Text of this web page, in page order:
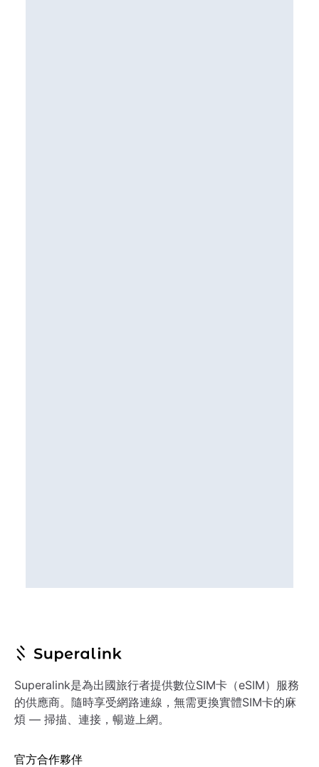
Superalink是為出國旅行者提供數位SIM卡（eSIM）服務
的供應商。隨時享受網路連線，無需更換實體SIM卡的麻
煩 — 掃描、連接，暢遊上網。
官方合作夥伴